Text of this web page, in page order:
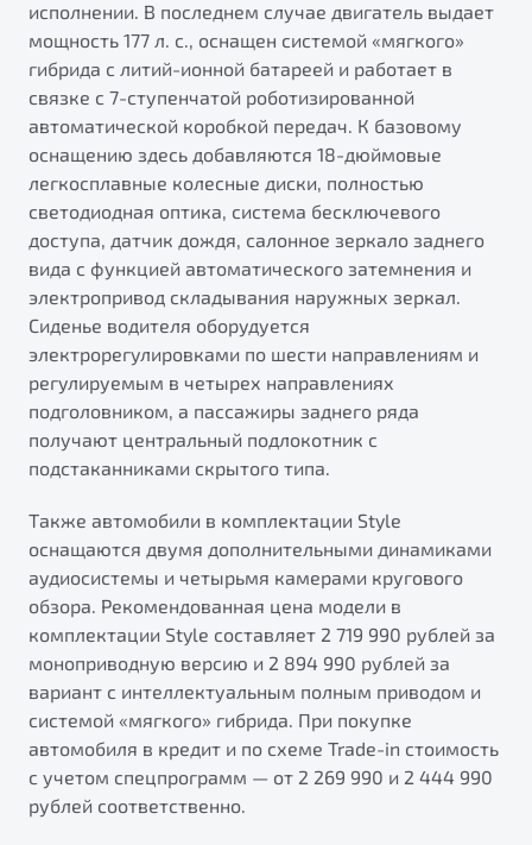
исполнении. В последнем случае двигатель выдает
мощность 177 л. с., оснащен системой «мягкого»
гибрида с литий-ионной батареей и работает в
связке с 7-ступенчатой роботизированной
автоматической коробкой передач. К базовому
оснащению здесь добавляются 18-дюймовые
легкосплавные колесные диски, полностью
светодиодная оптика, система бесключевого
доступа, датчик дождя, салонное зеркало заднего
вида с функцией автоматического затемнения и
электропривод складывания наружных зеркал.
Сиденье водителя оборудуется
электрорегулировками по шести направлениям и
регулируемым в четырех направлениях
подголовником, а пассажиры заднего ряда
получают центральный подлокотник с
подстаканниками скрытого типа.
Также автомобили в комплектации Style
оснащаются двумя дополнительными динамиками
аудиосистемы и четырьмя камерами кругового
обзора. Рекомендованная цена модели в
комплектации Style составляет 2 719 990 рублей за
моноприводную версию и 2 894 990 рублей за
вариант с интеллектуальным полным приводом и
системой «мягкого» гибрида. При покупке
автомобиля в кредит и по схеме Trade-in стоимость
с учетом спецпрограмм — от 2 269 990 и 2 444 990
рублей соответственно.